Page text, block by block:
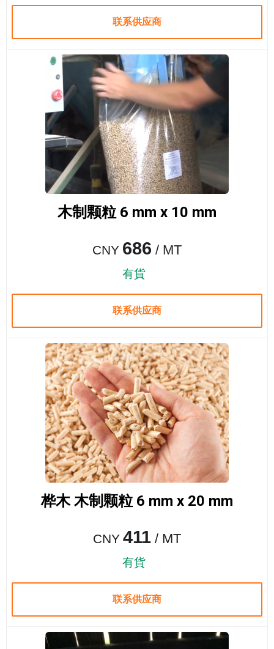
联系供应商
木制颗粒 6 mm x 10 mm
CNY 686 / MT
有貨
联系供应商
桦木 木制颗粒 6 mm x 20 mm
CNY 411 / MT
有貨
联系供应商